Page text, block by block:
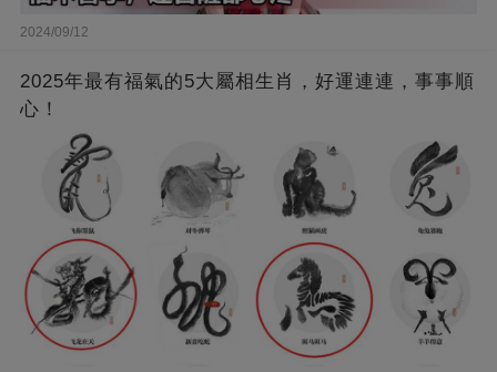
2024/09/12
2025年最有福氣的5大屬相生肖，好運連連，事事順
心！